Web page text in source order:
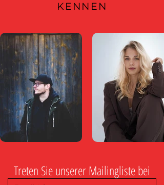
KENNEN
Treten Sie unserer Mailingliste bei